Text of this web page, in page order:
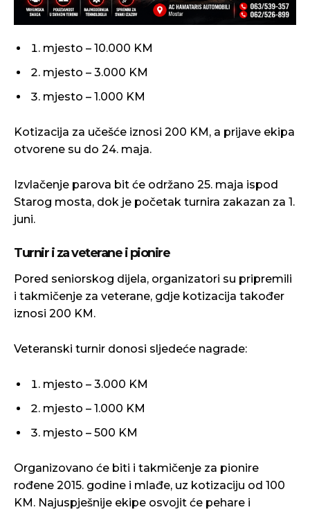
mjesto – 10.000 KM
mjesto – 3.000 KM
mjesto – 1.000 KM
Kotizacija za učešće iznosi 200 KM, a prijave ekipa
otvorene su do 24. maja.
Izvlačenje parova bit će održano 25. maja ispod
Starog mosta, dok je početak turnira zakazan za 1.
juni.
Turnir i za veterane i pionire
Pored seniorskog dijela, organizatori su pripremili
i takmičenje za veterane, gdje kotizacija također
iznosi 200 KM.
Veteranski turnir donosi sljedeće nagrade:
mjesto – 3.000 KM
mjesto – 1.000 KM
mjesto – 500 KM
Organizovano će biti i takmičenje za pionire
rođene 2015. godine i mlađe, uz kotizaciju od 100
KM. Najuspješnije ekipe osvojit će pehare i